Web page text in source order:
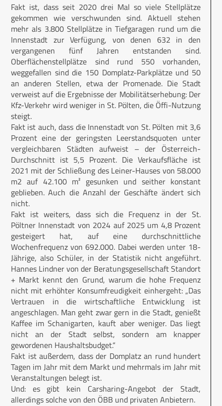
Fakt ist, dass seit 2020 drei Mal so viele Stellplätze
gekommen wie verschwunden sind. Aktuell stehen
mehr als 3.800 Stellplätze in Tiefgaragen rund um die
Innenstadt zur Verfügung, von denen 632 in den
vergangenen fünf Jahren entstanden sind.
Oberflächenstellplätze sind rund 550 vorhanden,
weggefallen sind die 150 Domplatz-Parkplätze und 50
an anderen Stellen, etwa der Promenade. Die Stadt
verweist auf die Ergebnisse der Mobilitätserhebung: Der
Kfz-Verkehr wird weniger in St. Pölten, die Öffi-Nutzung
steigt.
Fakt ist auch, dass die Innenstadt von St. Pölten mit 3,6
Prozent eine der geringsten Leerstandsquoten unter
vergleichbaren Städten aufweist – der Österreich-
Durchschnitt ist 5,5 Prozent. Die Verkaufsfläche ist
2021 mit der Schließung des Leiner-Hauses von 58.000
m2 auf 42.100 m² gesunken und seither konstant
geblieben. Auch die Anzahl der Geschäfte ändert sich
nicht.
Fakt ist weiters, dass sich die Frequenz in der St.
Pöltner Innenstadt von 2024 auf 2025 um 4,8 Prozent
gesteigert hat, auf eine durchschnittliche
Wochenfrequenz von 692.000. Dabei werden unter 18-
Jährige, also Schüler, in der Statistik nicht angeführt.
Hannes Lindner von der Beratungsgesellschaft Standort
+ Markt kennt den Grund, warum die hohe Frequenz
nicht mit erhöhter Konsumfreudigkeit einhergeht: „Das
Vertrauen in die wirtschaftliche Entwicklung ist
angeschlagen. Man geht zwar gern in die Stadt, genießt
Kaffee im Schanigarten, kauft aber weniger. Das liegt
nicht an der Stadt selbst, sondern am knapper
gewordenen Haushaltsbudget.“
Fakt ist außerdem, dass der Domplatz an rund hundert
Tagen im Jahr mit dem Markt und mehrmals im Jahr mit
Veranstaltungen belegt ist.
Und: es gibt kein Carsharing-Angebot der Stadt,
allerdings solche von den ÖBB und privaten Anbietern.